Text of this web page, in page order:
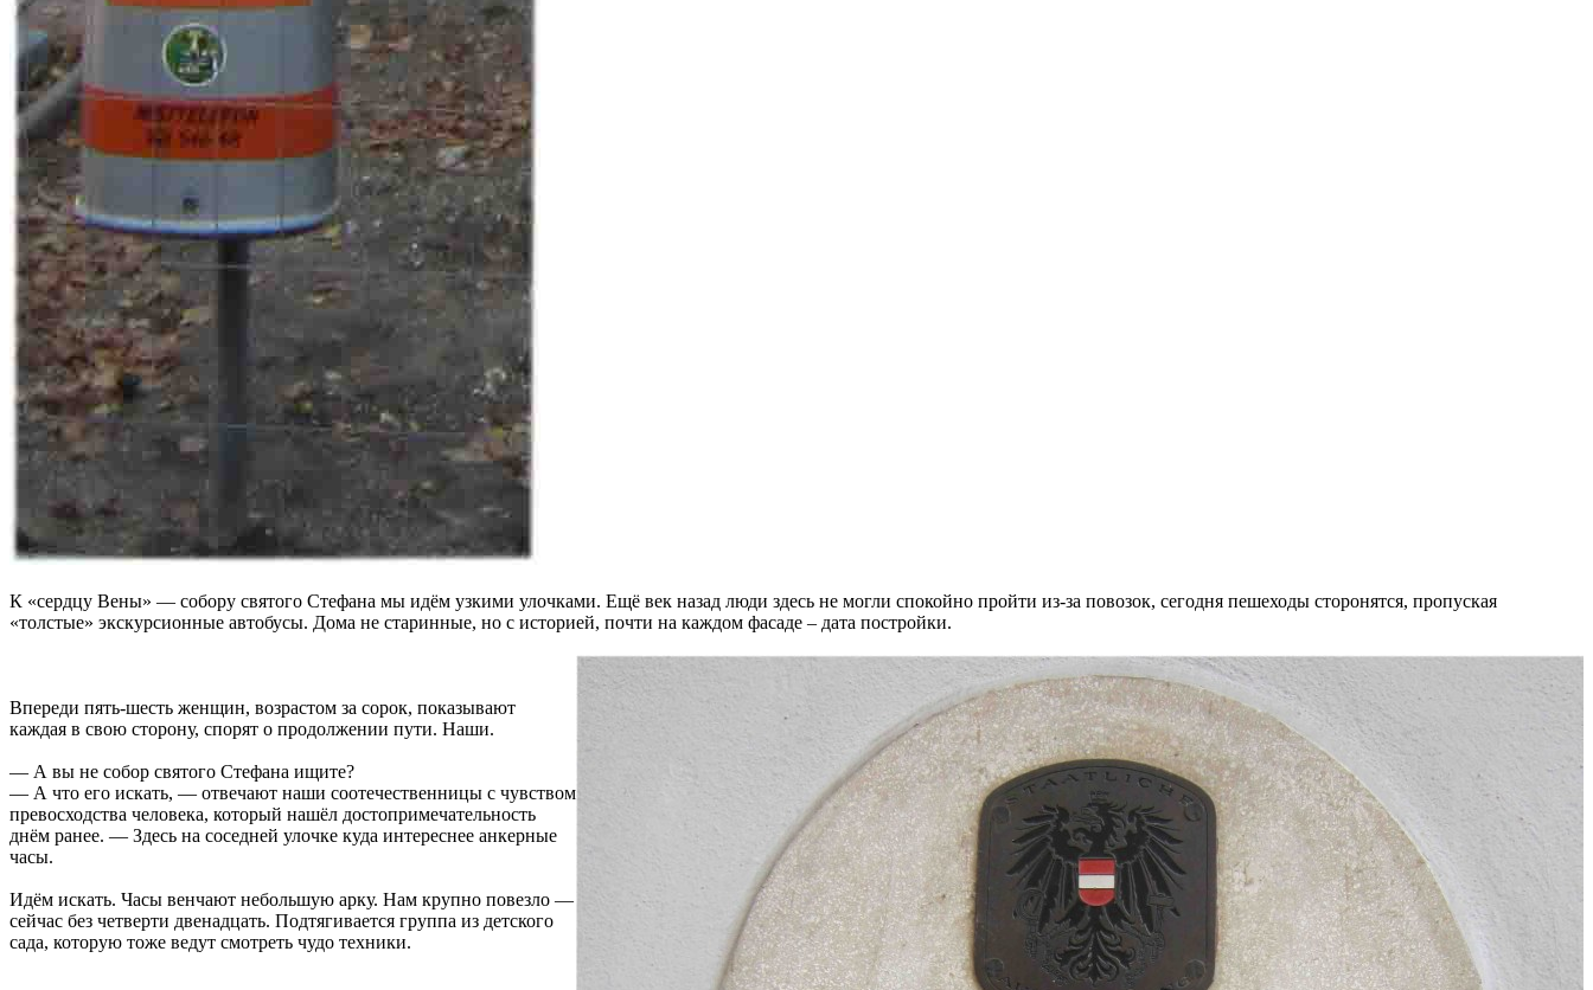
К «сердцу Вены» — собору святого Стефана мы идём узкими улочками. Ещё век назад люди здесь не могли спокойно пройти из-за повозок, сегодня пешеходы сторонятся, пропуская
«толстые» экскурсионные автобусы. Дома не старинные, но с историей, почти на каждом фасаде – дата постройки.
Впереди пять-шесть женщин, возрастом за сорок, показывают
каждая в свою сторону, спорят о продолжении пути. Наши.
— А вы не собор святого Стефана ищите?
— А что его искать, — отвечают наши соотечественницы с чувством
превосходства человека, который нашёл достопримечательность
днём ранее. — Здесь на соседней улочке куда интереснее анкерные
часы.
Идём искать. Часы венчают небольшую арку. Нам крупно повезло —
сейчас без четверти двенадцать. Подтягивается группа из детского
сада, которую тоже ведут смотреть чудо техники.